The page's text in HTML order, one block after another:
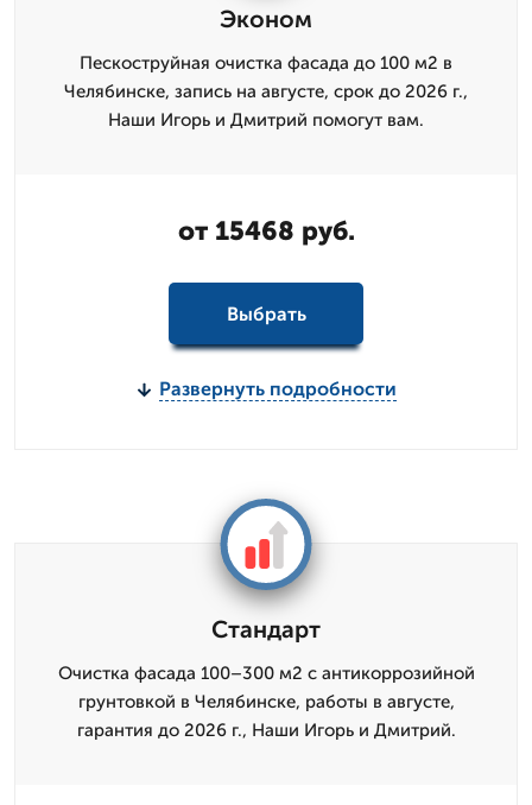
Эконом
Пескоструйная очистка фасада до 100 м2 в
Челябинске, запись на августе, срок до 2026 г.,
Наши Игорь и Дмитpий помогут вам.
от 15468 руб.
Выбрать
Развернуть подробности
Стандарт
Очистка фасада 100–300 м2 с антикоррозийной
грунтовкой в Челябинске, работы в августе,
гарантия до 2026 г., Наши Игорь и Дмитpий.